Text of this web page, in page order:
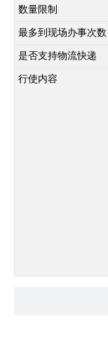
数量限制
最多到现场办事次数
是否支持物流快递
行使内容